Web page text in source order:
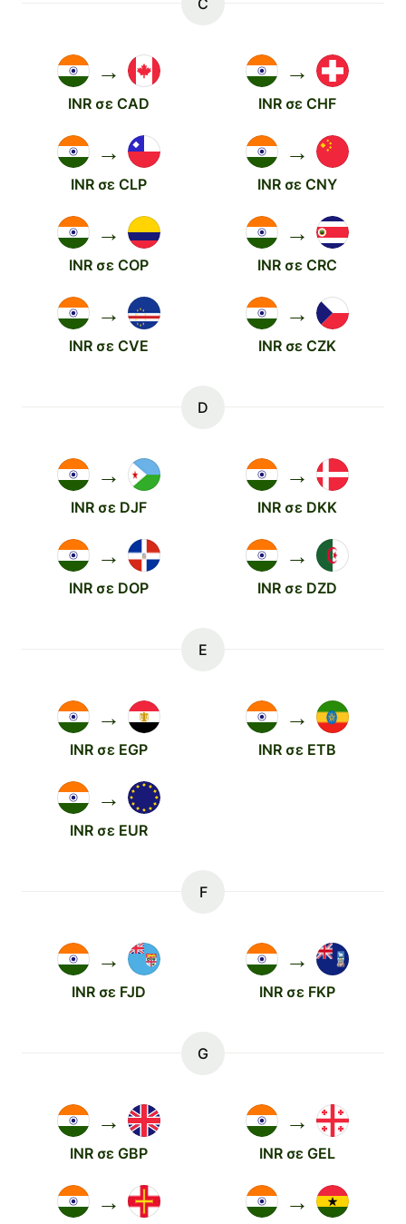
C
→
INR σε CAD
→
INR σε CHF
→
INR σε CLP
→
INR σε CNY
→
INR σε COP
→
INR σε CRC
→
INR σε CVE
→
INR σε CZK
D
→
INR σε DJF
→
INR σε DKK
→
INR σε DOP
→
INR σε DZD
E
→
INR σε EGP
→
INR σε ETB
→
INR σε EUR
F
→
INR σε FJD
→
INR σε FKP
G
→
INR σε GBP
→
INR σε GEL
→ →